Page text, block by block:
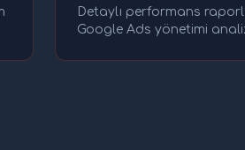
Detaylı performans
Google Ads yönetimi